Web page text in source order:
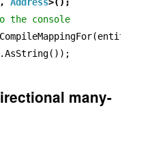
the console
many-